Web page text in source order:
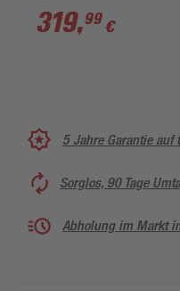
inklusive WC-Sitz
weiß
319,99 €
5 Jahre Garantie auf
Sorglos, 90 Tage
Abholung im Markt